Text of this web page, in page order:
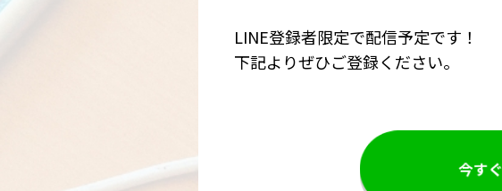
LINE登録者限定で配信予定です！
下記よりぜひご登録ください。
今すぐ